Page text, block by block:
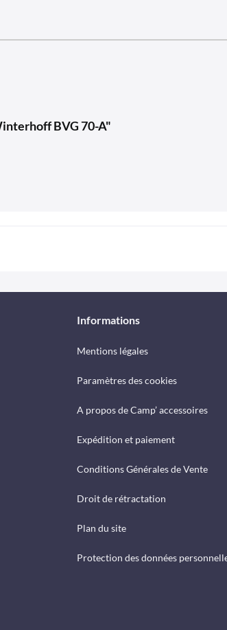
BVG 70-A"
Informations
Mentions légales
Paramètres des cookies
A propos de Camp’ accessoires
Expédition et paiement
Conditions Générales de Vente
Droit de rétractation
Plan du site
Protection des données